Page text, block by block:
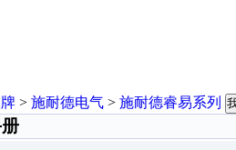
> 施耐德电气 > 施耐德睿易系列